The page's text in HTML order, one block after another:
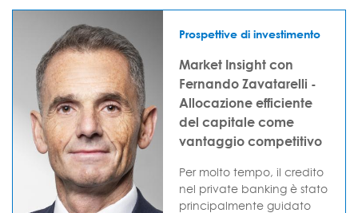
Prospettive di investimento
Market Insight con
Fernando Zavatarelli -
Allocazione efficiente
del capitale come
vantaggio competitivo
Per molto tempo, il credito
nel private banking è stato
principalmente guidato